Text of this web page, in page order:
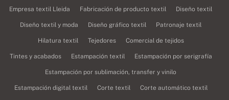
Empresa textil Lleida Fabricación de producto textil Diseño textil
Diseño textil y moda Diseño gráfico textil Patronaje textil
Hilatura textil Tejedores Comercial de tejidos
Tintes y acabados Estampación textil Estampación por serigrafía
Estampación por sublimación, transfer y vinilo
Estampación digital textil Corte textil Corte automático textil